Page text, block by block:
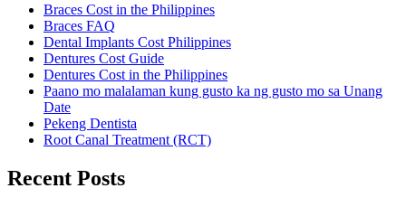
Braces Cost in the Philippines
Braces FAQ
Dental Implants Cost Philippines
Dentures Cost Guide
Dentures Cost in the Philippines
Paano mo malalaman kung gusto ka ng gusto mo sa Unang
Date
Pekeng Dentista
Root Canal Treatment (RCT)
Recent Posts